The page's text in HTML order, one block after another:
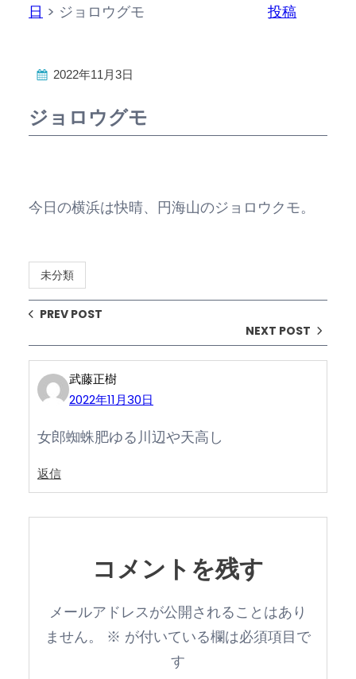
日 > ジョロウグモ
投稿
2022年11月3日
ジョロウグモ
今日の横浜は快晴、円海山のジョロウクモ。
未分類
PREV POST
NEXT POST
武藤正樹
2022年11月30日
女郎蜘蛛肥ゆる川辺や天高し
返信
コメントを残す
メールアドレスが公開されることはあり
ません。
※ が付いている欄は必須項目で
す